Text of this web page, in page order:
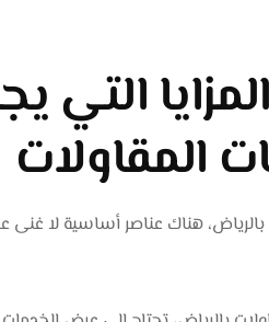
التي
المقاولات
هناك عناصر أساسية لا غنى